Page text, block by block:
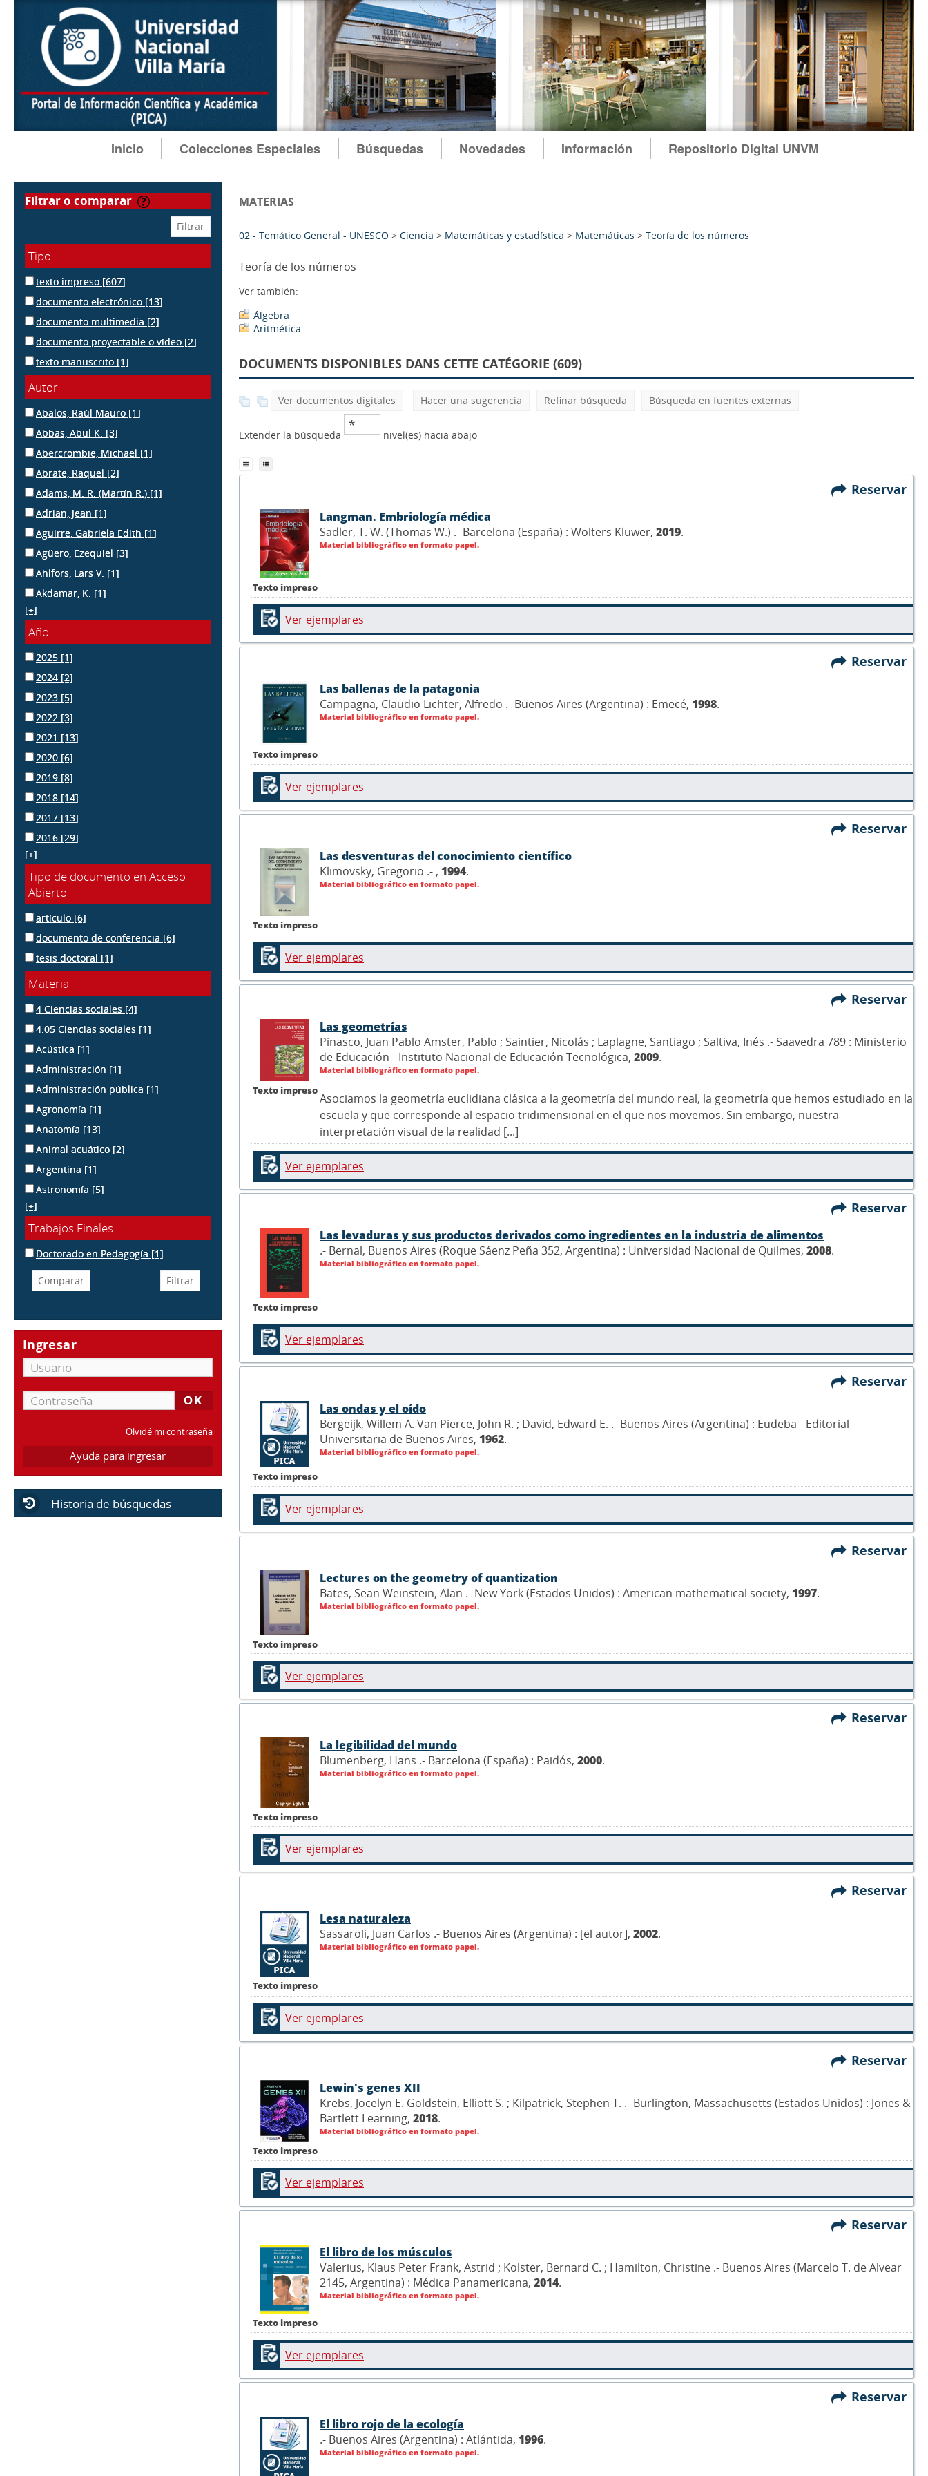
Inicio Colecciones Especiales Búsquedas Novedades Información Repositorio Digital UNVM
filtrar o comparar
Tipo
texto impreso [607]
documento electrónico [13]
documento multimedia [2]
documento proyectable o vídeo [2]
texto manuscrito [1]
Autor
Abalos, Raúl Mauro [1]
Abbas, Abul K. [3]
Abercrombie, Michael [1]
Abrate, Raquel [2]
Adams, M. R. (Martín R.) [1]
Adrian, Jean [1]
Aguirre, Gabriela Edith [1]
Agüero, Ezequiel [3]
Ahlfors, Lars V. [1]
Akdamar, K. [1]
[+]
Año
2025 [1]
2024 [2]
2023 [5]
2022 [3]
2021 [13]
2020 [6]
2019 [8]
2018 [14]
2017 [13]
2016 [29]
[+]
Tipo de documento en Acceso
Abierto
artículo [6]
documento de conferencia [6]
tesis doctoral [1]
Materia
4 Ciencias sociales [4]
4.05 Ciencias sociales [1]
Acústica [1]
Administración [1]
Administración pública [1]
Agronomía [1]
Anatomía [13]
Animal acuático [2]
Argentina [1]
Astronomía [5]
[+]
Trabajos Finales
Doctorado en Pedagogía [1]
Ingresar
Olvidé mi contraseña
Ayuda para ingresar
Historia de búsquedas
MATERIAS
02 - Temático General - UNESCO > Ciencia > Matemáticas y estadística > Matemáticas > Teoría de los números
Teoría de los números
Ver también:
Álgebra
Aritmética
DOCUMENTS DISPONIBLES DANS CETTE CATÉGORIE (609)
Ver documentos digitales Hacer una sugerencia Refinar búsqueda Búsqueda en fuentes externas
Extender la búsqueda nivel(es) hacia abajo
Reservar
Texto impreso
Langman. Embriología médica
Sadler, T. W. (Thomas W.) .- Barcelona (España) : Wolters Kluwer, 2019.
Material bibliográfico en formato papel.
Ver ejemplares
Reservar
Texto impreso
Las ballenas de la patagonia
Campagna, Claudio Lichter, Alfredo .- Buenos Aires (Argentina) : Emecé, 1998.
Material bibliográfico en formato papel.
Ver ejemplares
Reservar
Texto impreso
Las desventuras del conocimiento científico
Klimovsky, Gregorio .- , 1994.
Material bibliográfico en formato papel.
Ver ejemplares
Reservar
Texto impreso
Las geometrías
Pinasco, Juan Pablo Amster, Pablo ; Saintier, Nicolás ; Laplagne, Santiago ; Saltiva, Inés .- Saavedra 789 : Ministerio
de Educación - Instituto Nacional de Educación Tecnológica, 2009.
Material bibliográfico en formato papel.
Asociamos la geometría euclidiana clásica a la geometría del mundo real, la geometría que hemos estudiado en la
escuela y que corresponde al espacio tridimensional en el que nos movemos. Sin embargo, nuestra
interpretación visual de la realidad [...]
Ver ejemplares
Reservar
Texto impreso
Las levaduras y sus productos derivados como ingredientes en la industria de alimentos
.- Bernal, Buenos Aires (Roque Sáenz Peña 352, Argentina) : Universidad Nacional de Quilmes, 2008.
Material bibliográfico en formato papel.
Ver ejemplares
Reservar
Texto impreso
Las ondas y el oído
Bergeijk, Willem A. Van Pierce, John R. ; David, Edward E. .- Buenos Aires (Argentina) : Eudeba - Editorial
Universitaria de Buenos Aires, 1962.
Material bibliográfico en formato papel.
Ver ejemplares
Reservar
Texto impreso
Lectures on the geometry of quantization
Bates, Sean Weinstein, Alan .- New York (Estados Unidos) : American mathematical society, 1997.
Material bibliográfico en formato papel.
Ver ejemplares
Reservar
Texto impreso
La legibilidad del mundo
Blumenberg, Hans .- Barcelona (España) : Paidós, 2000.
Material bibliográfico en formato papel.
Ver ejemplares
Reservar
Texto impreso
Lesa naturaleza
Sassaroli, Juan Carlos .- Buenos Aires (Argentina) : [el autor], 2002.
Material bibliográfico en formato papel.
Ver ejemplares
Reservar
Texto impreso
Lewin's genes XII
Krebs, Jocelyn E. Goldstein, Elliott S. ; Kilpatrick, Stephen T. .- Burlington, Massachusetts (Estados Unidos) : Jones &
Bartlett Learning, 2018.
Material bibliográfico en formato papel.
Ver ejemplares
Reservar
Texto impreso
El libro de los músculos
Valerius, Klaus Peter Frank, Astrid ; Kolster, Bernard C. ; Hamilton, Christine .- Buenos Aires (Marcelo T. de Alvear
2145, Argentina) : Médica Panamericana, 2014.
Material bibliográfico en formato papel.
Ver ejemplares
Reservar
El libro rojo de la ecología
.- Buenos Aires (Argentina) : Atlántida, 1996.
Material bibliográfico en formato papel.